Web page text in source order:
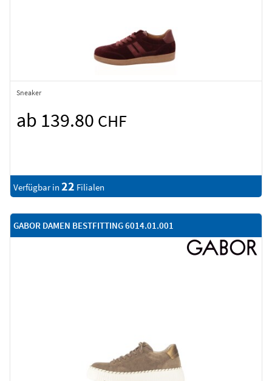
Sneaker
ab 139.80 CHF
Verfügbar in 22 Filialen
GABOR DAMEN BESTFITTING 6014.01.001